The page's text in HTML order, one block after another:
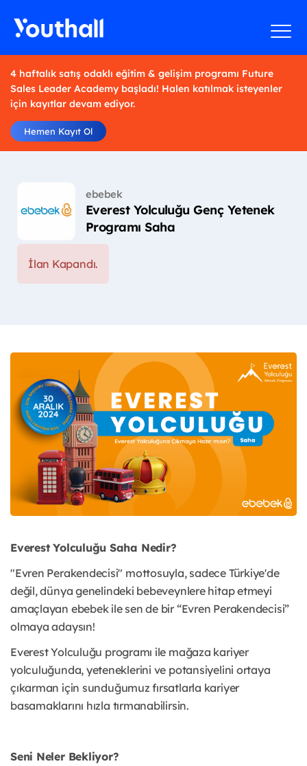
4 haftalık satış odaklı eğitim & gelişim programı Future
Sales Leader Academy başladı! Halen katılmak isteyenler
için kayıtlar devam ediyor.
Hemen Kayıt Ol
ebebek
Everest Yolculuğu Genç Yetenek
Programı Saha
İlan Kapandı.
Everest Yolculuğu Saha Nedir?
"Evren Perakendecisi" mottosuyla, sadece Türkiye'de
değil, dünya genelindeki bebeveynlere hitap etmeyi
amaçlayan ebebek ile sen de bir “Evren Perakendecisi”
olmaya adaysın!
Everest Yolculuğu programı ile mağaza kariyer
yolculuğunda, yeteneklerini ve potansiyelini ortaya
çıkarman için sunduğumuz fırsatlarla kariyer
basamaklarını hızla tırmanabilirsin.
Seni Neler Bekliyor?